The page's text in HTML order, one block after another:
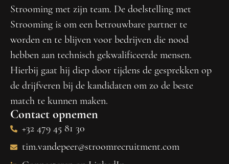
Strooming met zijn team. De doelstelling met
Strooming is om een betrouwbare partner te
worden en te blijven voor bedrijven die nood
hebben aan technisch gekwalificeerde mensen.
Hierbij gaat hij diep door tijdens de gesprekken op
de drijfveren bij de kandidaten om zo de beste
match te kunnen maken.
Contact opnemen
+32 479 45 81 30
tim.vandepeer@stroomrecruitment.com